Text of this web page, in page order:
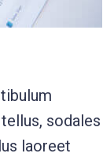
sodales
laoreet